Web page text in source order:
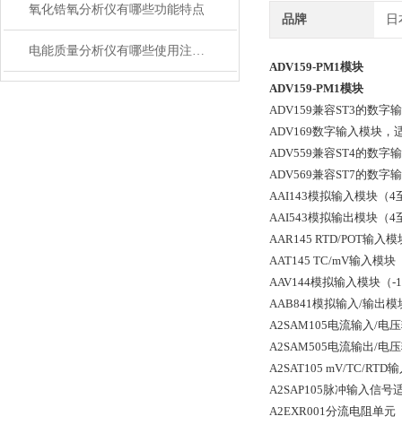
氧化锆氧分析仪有哪些功能特点
电能质量分析仪有哪些使用注意事项
品牌
ADV159-PM1模块
ADV159-PM1模块
ADV159兼容ST3的数字
ADV169数字输入模块，
ADV559兼容ST4的数字
ADV569兼容ST7的数字
AAI143模拟输入模块（4
AAI543模拟输出模块（4
AAR145 RTD/POT输入
AAT145 TC/mV输入模块
AAV144模拟输入模块（-
AAB841模拟输入/输出模
A2SAM105电流输入/电
A2SAM505电流输出/电
A2SAT105 mV/TC/RTD
A2SAP105脉冲输入信号
A2EXR001分流电阻单元